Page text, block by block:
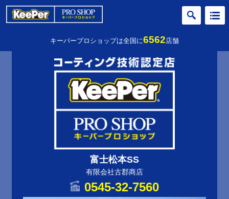
キーパープロショップは全国に6562店舗
富士松本SS
有限会社古郡商店
0545-32-7560